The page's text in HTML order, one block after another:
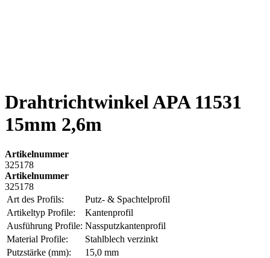
Drahtrichtwinkel APA 11531
15mm 2,6m
Artikelnummer
325178
Artikelnummer
325178
Art des Profils:
Putz- & Spachtelprofil
Artikeltyp Profile:
Kantenprofil
Ausführung Profile: Nassputzkantenprofil
Material Profile:
Stahlblech verzinkt
Putzstärke (mm):
15,0 mm